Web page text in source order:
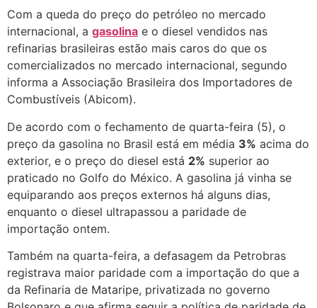
Com a queda do preço do petróleo no mercado
internacional, a gasolina e o diesel vendidos nas
refinarias brasileiras estão mais caros do que os
comercializados no mercado internacional, segundo
informa a Associação Brasileira dos Importadores de
Combustíveis (Abicom).
De acordo com o fechamento de quarta-feira (5), o
preço da gasolina no Brasil está em média 3% acima do
exterior, e o preço do diesel está 2% superior ao
praticado no Golfo do México. A gasolina já vinha se
equiparando aos preços externos há alguns dias,
enquanto o diesel ultrapassou a paridade de
importação ontem.
Também na quarta-feira, a defasagem da Petrobras
registrava maior paridade com a importação do que a
da Refinaria de Mataripe, privatizada no governo